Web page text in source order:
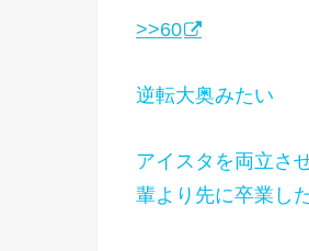
>>60
逆転大奥みたい
アイスタを両立さ
輩より先に卒業し